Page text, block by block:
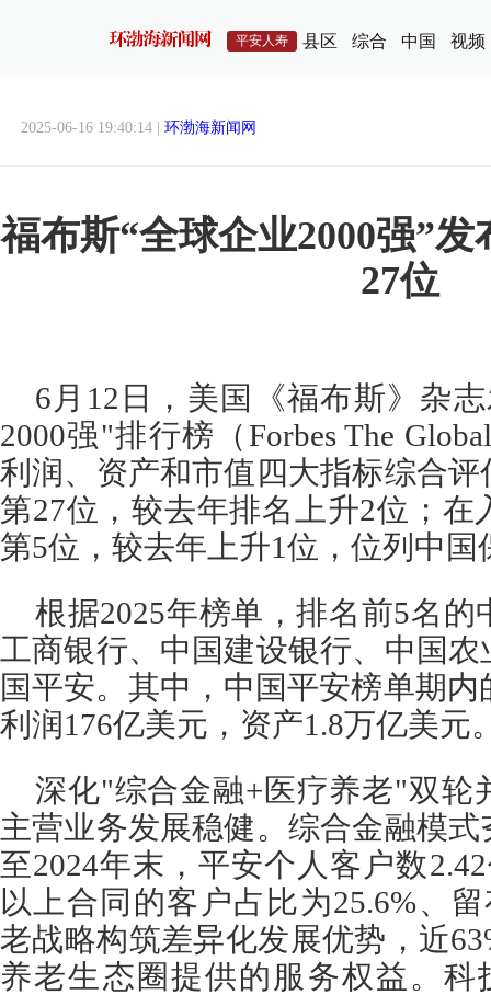
平安人寿 县区 综合 中国 视频
2025-06-16 19:40:14 | 环渤海新闻网
福布斯“全球企业2000强”
27位
6月12日，美国《福布斯》杂
2000强"排行榜（Forbes The
利润、资产和市值四大指标综合
第27位，较去年排名上升2位；在
第5位，较去年上升1位，位列中国
根据2025年榜单，排名前5名
工商银行、中国建设银行、中国
国平安。其中，中国平安榜单期
利润176亿美元，资产1.8万亿美元
深化"综合金融+医疗养老"双轮
主营业务发展稳健。综合金融模
至2024年末，平安个人客户数
以上合同的客户占比为25.6%、
老战略构筑差异化发展优势，近
养老生态圈提供的服务权益。科